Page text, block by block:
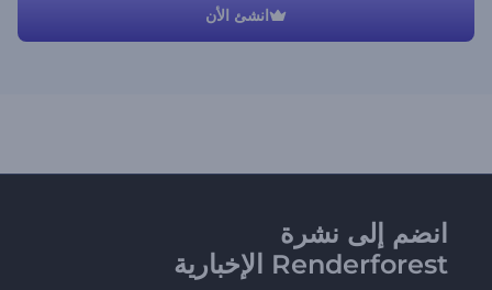
انشئ الأن
انضم إلى نشرة
Renderforest الإخبارية